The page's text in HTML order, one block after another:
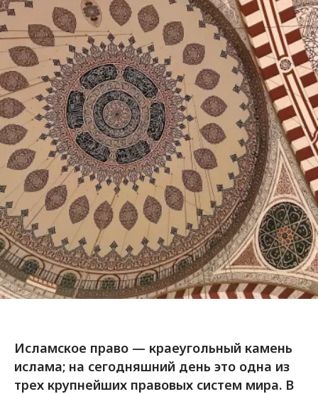
Исламское право — краеугольный камень
ислама; на сегодняшний день это одна из
трех крупнейших правовых систем мира. В